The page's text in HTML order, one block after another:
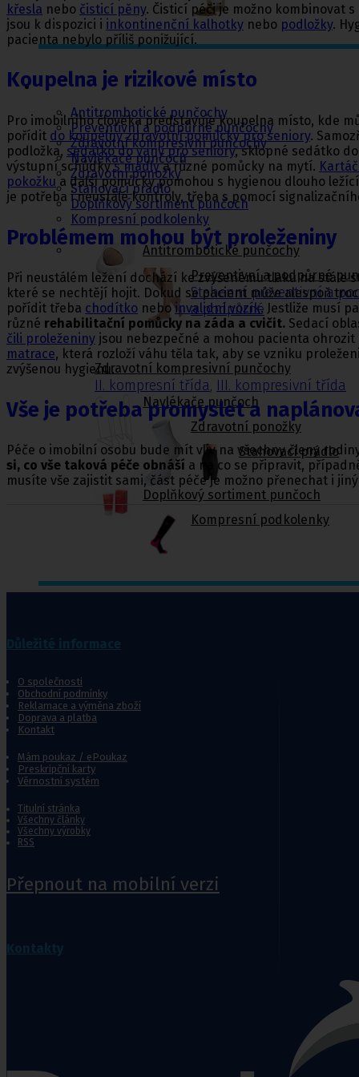
Punčochy,
ponožky
Antitrombotické punčochy
Preventivní a podpůrné punčochy
Zdravotní kompresivní punčochy
Navlékače punčoch
Zdravotní ponožky
Stahovací prádlo
Doplňkový sortiment punčoch
Kompresní podkolenky
Antitrombotické punčochy
Preventivní a podpůrné
Stehenní preventivní a
a podpůrné
Zdravotní kompresivní punčochy
II. kompresní třída, III. kompresivní třída
Navlékače punčoch
Zdravotní ponožky
Stahovací prádlo
Doplňkový sortiment punčoch
Kompresní podkolenky
Pomůcky pro seniory
Chodítka pro seniory
Pomůcky do koupelny a wc
Jídelní stolky k lůžku
Stravování
Péče o nemocného
Chodítka pro seniory
Péče o nemocného
křesla nebo čisticí pěny. Čisticí péči je možno kombinovat s
jsou k dispozici i inkontinenční kalhotky nebo podložky.
pacienta nebylo příliš ponižující.
Koupelna je rizikové místo
Pro imobilního člověka představuje koupelna místo, kde
pořídit do koupelny zdravotní pomůcky pro seniory.
podložka, sedátko do vany pro seniory, sklopné sedátko
výstupní schůdkys madlya různé pomůcky na mytí.
pokožku a další pomůcky pomohou s hygienou dlouho
je potřeba i neustálé kontroly, třeba s pomocí
Problémem mohou být proleženiny
Při neustálém ležení dochází ke zvýšenému tlaku na stále
které se nechtějí hojit. Dokud se pacient může alespoň
pořídit třeba chodítko neboinvalidní vozík. Jestliže musí
různé rehabilitační pomůcky na záda a cvičit. Sedací
čili proleženiny jsou nebezpečné a mohou pacienta ohrozit
matrace, která rozloží váhu těla tak, aby se vzniku
zvýšenou hygienu.
Vše je potřeba promyslet a
Péče o imobilní osobu bude mít vliv na všechny členy
si, co vše taková péče obnáší a na co se připravit,
musíte vše zajistit sami, část péče je možno přenechat i
O společnosti
Obchodní podmínky
Reklamace a výměna zboží
Doprava a platba
Kontakt
Mám poukaz / ePoukaz
Preskripční karty
Věrnostní systém
Titulní stránka
Všechny články
Všechny výrobky
RSS
Přepnout na mobilní verzi